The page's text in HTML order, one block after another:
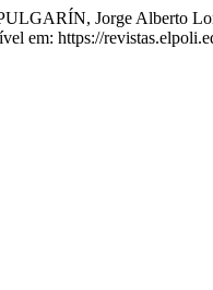
Jorge Alberto
em: https://